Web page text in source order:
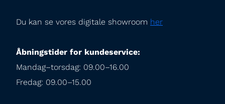
Du kan se vores digitale showroom her
Åbningstider for kundeservice:
Mandag–torsdag: 09.00–16.00
Fredag: 09.00–15.00